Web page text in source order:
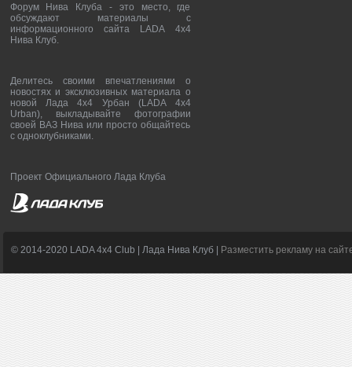
Форум Нива Клуба - это место, где
обсуждают материалы с
информационного сайта LADA 4x4
Нива Клуб.
Делитесь своими впечатлениями о
новостях и эксклюзивных материала о
новой Лада 4х4 Урбан (LADA 4x4
Urban), выкладывайте фотографии
своей ВАЗ Нива или просто общайтесь
с одноклубниками.
Проект Официального Лада Клуба
© 2014-2020 LADA 4x4 Club | Лада Нива Клуб | Разместить рекламу на